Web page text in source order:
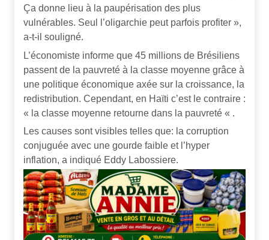
Ça donne lieu à la paupérisation des plus
vulnérables. Seul l’oligarchie peut parfois profiter »,
a-t-il souligné.
L’économiste informe que 45 millions de Brésiliens
passent de la pauvreté à la classe moyenne grâce à
une politique économique axée sur la croissance, la
redistribution. Cependant, en Haïti c’est le contraire :
« la classe moyenne retourne dans la pauvreté « .
Les causes sont visibles telles que: la corruption
conjuguée avec une gourde faible et l’hyper
inflation, a indiqué Eddy Labossiere.